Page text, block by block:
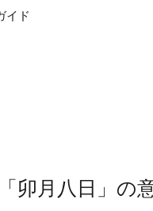
イド
卯月八日」の